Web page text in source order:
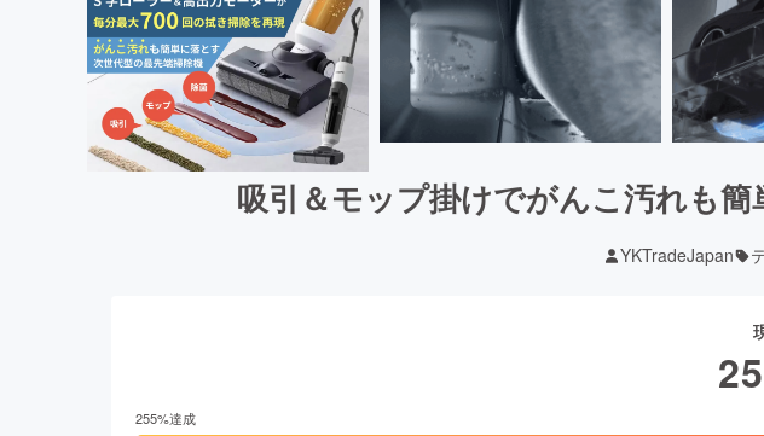
吸引＆モップ掛けでがんこ汚れも
YKTradeJapan
255%達成